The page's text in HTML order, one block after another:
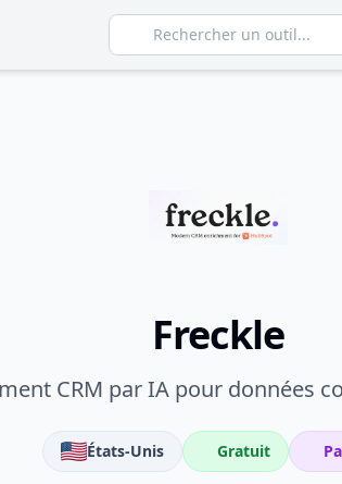
Freckle
CRM par IA pour données
États-Unis Gratuit